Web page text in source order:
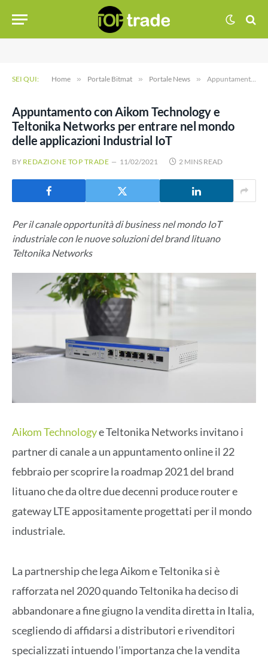
SEI QUI: Home » Portale Bitmat » Portale News » Appuntamento con Aikom Technology e Teltonika Networks per entrare nel mondo delle applicazioni Industrial IoT
Appuntamento con Aikom Technology e
Teltonika Networks per entrare nel mondo
delle applicazioni Industrial IoT
BY REDAZIONE TOP TRADE 11/02/2021 2 MINS READ
Per il canale opportunità di business nel mondo IoT
industriale con le nuove soluzioni del brand lituano
Teltonika Networks
Aikom Technologye Teltonika Networks invitano i
partner di canale a un appuntamento online il 22
febbraio per scoprire la roadmap 2021 del brand
lituano che da oltre due decenni produce router e
gateway LTE appositamente progettati per il mondo
industriale.
La partnership che lega Aikom e Teltonika si è
rafforzata nel 2020 quando Teltonika ha deciso di
abbandonare a fine giugno la vendita diretta in Italia,
scegliendo di affidarsi a distributori e rivenditori
specializzati intuendo l’importanza che la vendita